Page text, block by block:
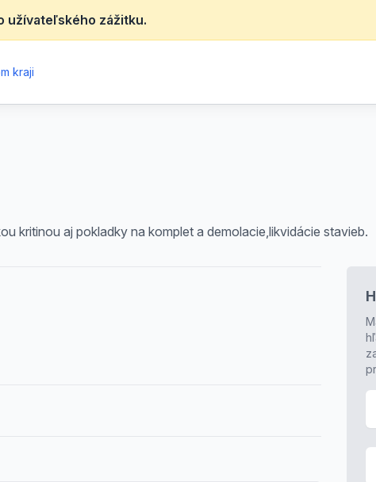
užívateľského zážitku.
kraji
kritinou aj pokladky na komplet a demolacie,likvidácie stavieb.